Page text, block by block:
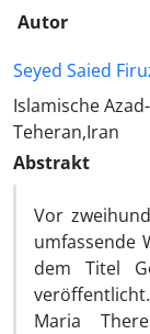
Autor
Seyed Saied
Islamische
Teheran,Iran
Abstrakt
Vor
umfassende
dem Titel
Maria